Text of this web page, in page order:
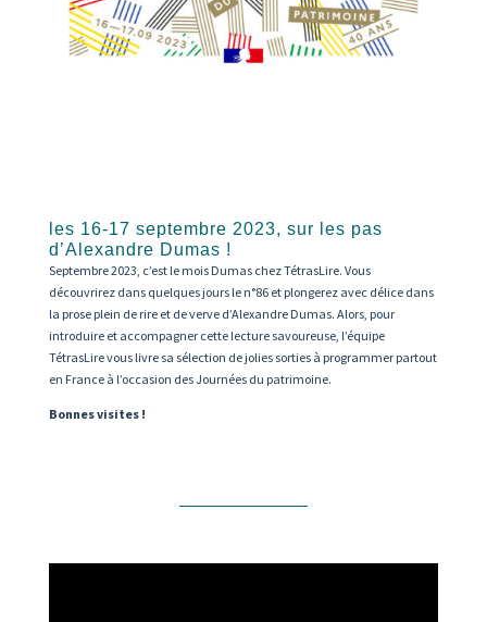
les 16-17 septembre 2023, sur les pas
d’Alexandre Dumas !
Septembre 2023, c’est le mois Dumas chez TétrasLire. Vous
découvrirez dans quelques jours le n°86 et plongerez avec délice dans
la prose plein de rire et de verve d’Alexandre Dumas. Alors, pour
introduire et accompagner cette lecture savoureuse, l’équipe
TétrasLire vous livre sa sélection de jolies sorties à programmer partout
en France à l’occasion des Journées du patrimoine.
Bonnes visites !